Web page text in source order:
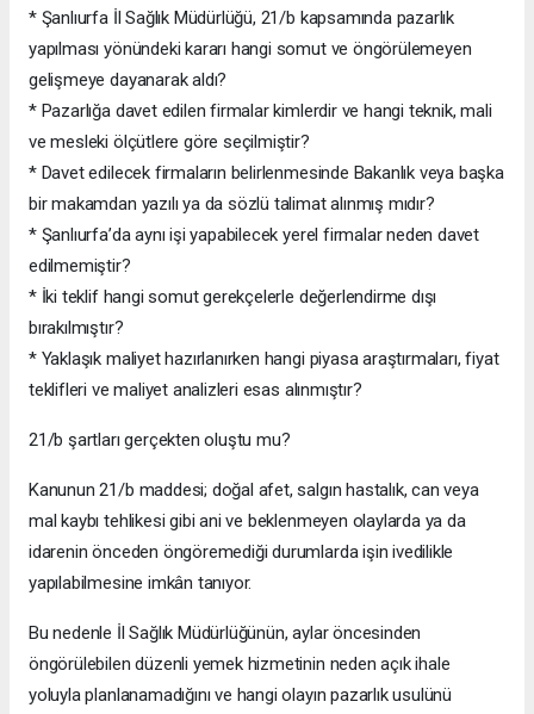
* Şanlıurfa İl Sağlık Müdürlüğü, 21/b kapsamında pazarlık
yapılması yönündeki kararı hangi somut ve öngörülemeyen
gelişmeye dayanarak aldı?
* Pazarlığa davet edilen firmalar kimlerdir ve hangi teknik, mali
ve mesleki ölçütlere göre seçilmiştir?
* Davet edilecek firmaların belirlenmesinde Bakanlık veya başka
bir makamdan yazılı ya da sözlü talimat alınmış mıdır?
* Şanlıurfa’da aynı işi yapabilecek yerel firmalar neden davet
edilmemiştir?
* İki teklif hangi somut gerekçelerle değerlendirme dışı
bırakılmıştır?
* Yaklaşık maliyet hazırlanırken hangi piyasa araştırmaları, fiyat
teklifleri ve maliyet analizleri esas alınmıştır?
21/b şartları gerçekten oluştu mu?
Kanunun 21/b maddesi; doğal afet, salgın hastalık, can veya
mal kaybı tehlikesi gibi ani ve beklenmeyen olaylarda ya da
idarenin önceden öngöremediği durumlarda işin ivedilikle
yapılabilmesine imkân tanıyor.
Bu nedenle İl Sağlık Müdürlüğünün, aylar öncesinden
öngörülebilen düzenli yemek hizmetinin neden açık ihale
yoluyla planlanamadığını ve hangi olayın pazarlık usulünü